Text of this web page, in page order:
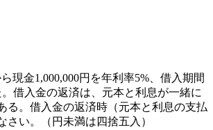
現金1,000,000円を年利率5%、借入期間
借入金の返済は、元本と利息が一緒に
る。借入金の返済時（元本と利息の支払
さい。（円未満は四捨五入）